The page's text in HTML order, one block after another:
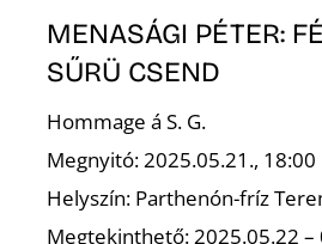
MENASÁGI PÉTER:
SŰRÜ CSEND
Hommage á S. G.
Megnyitó: 2025.05.21., 18:00
Helyszín: Parthenón-fríz
Megtekinthető: 2025.05.22 –